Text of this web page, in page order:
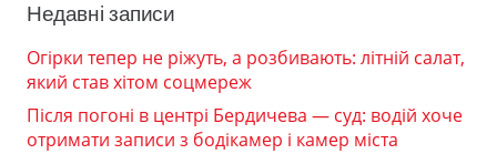
Недавні записи
Огірки тепер не ріжуть, а розбивають: літній салат,
який став хітом соцмереж
Після погоні в центрі Бердичева — суд: водій хоче
отримати записи з бодікамер і камер міста